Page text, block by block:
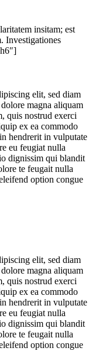
insitam; est
Investigationes
elit, sed diam
magna aliquam
quis nostrud exerci
ex ea commodo
hendrerit in vulputate
eu feugiat nulla
dignissim qui blandit
te feugait nulla
option congue
elit, sed diam
magna aliquam
quis nostrud exerci
ex ea commodo
hendrerit in vulputate
eu feugiat nulla
dignissim qui blandit
te feugait nulla
option congue